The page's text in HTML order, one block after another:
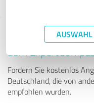
Tipp: Die
dem ExpertCompass
Fordern Sie kostenlos
Deutschland, die von
empfohlen wurden.